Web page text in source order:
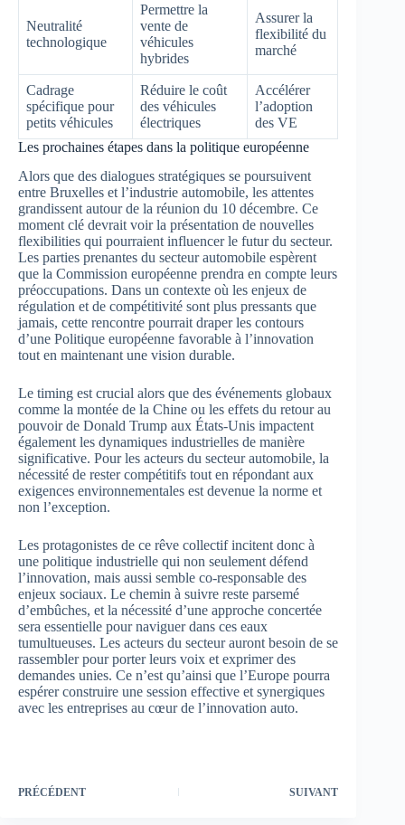
Neutralité
technologique
Permettre la
vente de
véhicules
hybrides
Assurer la
flexibilité du
marché
Cadrage
spécifique pour
petits véhicules
Réduire le coût
des véhicules
électriques
Accélérer
l’adoption
des VE
Les prochaines étapes dans la politique européenne
Alors que des dialogues stratégiques se poursuivent
entre Bruxelles et l’industrie automobile, les attentes
grandissent autour de la réunion du 10 décembre. Ce
moment clé devrait voir la présentation de nouvelles
flexibilities qui pourraient influencer le futur du secteur.
Les parties prenantes du secteur automobile espèrent
que la Commission européenne prendra en compte leurs
préoccupations. Dans un contexte où les enjeux de
régulation et de compétitivité sont plus pressants que
jamais, cette rencontre pourrait draper les contours
d’une Politique européenne favorable à l’innovation
tout en maintenant une vision durable.
Le timing est crucial alors que des événements globaux
comme la montée de la Chine ou les effets du retour au
pouvoir de Donald Trump aux États-Unis impactent
également les dynamiques industrielles de manière
significative. Pour les acteurs du secteur automobile, la
nécessité de rester compétitifs tout en répondant aux
exigences environnementales est devenue la norme et
non l’exception.
Les protagonistes de ce rêve collectif incitent donc à
une politique industrielle qui non seulement défend
l’innovation, mais aussi semble co-responsable des
enjeux sociaux. Le chemin à suivre reste parsemé
d’embûches, et la nécessité d’une approche concertée
sera essentielle pour naviguer dans ces eaux
tumultueuses. Les acteurs du secteur auront besoin de se
rassembler pour porter leurs voix et exprimer des
demandes unies. Ce n’est qu’ainsi que l’Europe pourra
espérer construire une session effective et synergiques
avec les entreprises au cœur de l’innovation auto.
PRÉCÉDENT SUIVANT